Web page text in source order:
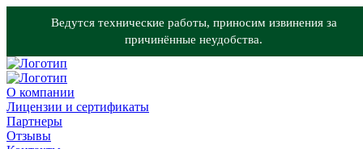
Ведутся технические работы, приносим извинения за
причинённые неудобства.
О компании
Лицензии и сертификаты
Партнеры
Отзывы